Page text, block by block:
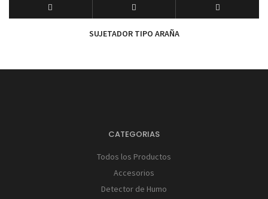
SUJETADOR TIPO ARAÑA
CATEGORIAS
Todos los Productos
Accesorios
Detector de Humo